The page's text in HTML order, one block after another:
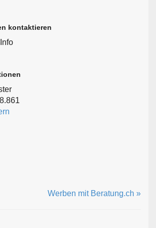
kontaktieren
Werben mit Beratung.ch »